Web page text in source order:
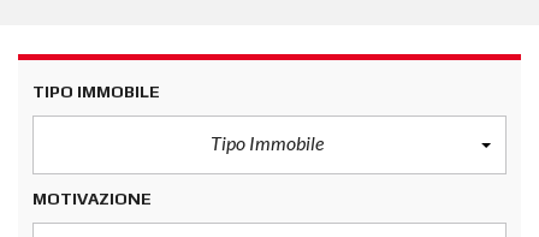
TIPO IMMOBILE
Tipo Immobile
MOTIVAZIONE